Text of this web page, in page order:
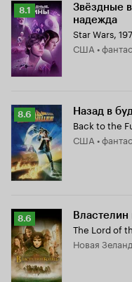
Рейтинг
Кинопоиска
8.1
8.1
Звёздные
надежда
Star Wars,
США •
Рейтинг
Кинопоиска
8.6
8.6 Назад в
Back to the
США •
Рейтинг
Кинопоиска
8.6
8.6
Новая